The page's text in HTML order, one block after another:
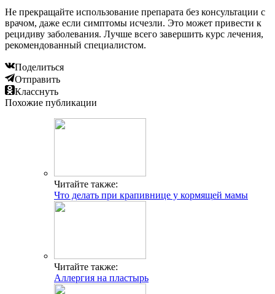
Не прекращайте использование препарата без консультации с
врачом, даже если симптомы исчезли. Это может привести к
рецидиву заболевания. Лучше всего завершить курс лечения,
рекомендованный специалистом.
Поделиться
Отправить
Класснуть
Похожие публикации
Читайте также:
Что делать при крапивнице у кормящей мамы
Читайте также:
Аллергия на пластырь